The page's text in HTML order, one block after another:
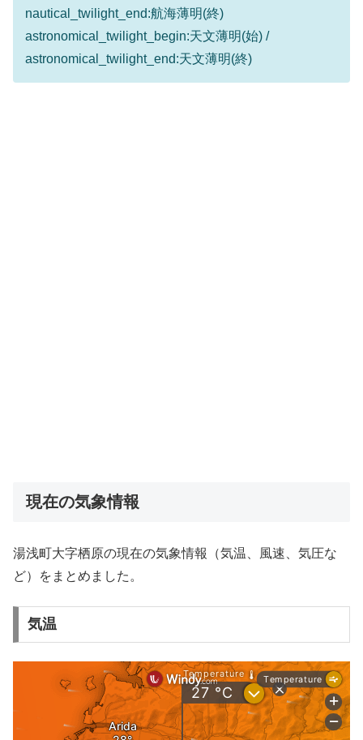
nautical_twilight_end:航海薄明(終)
astronomical_twilight_begin:天文薄明(始) /
astronomical_twilight_end:天文薄明(終)
現在の気象情報
湯浅町大字栖原の現在の気象情報（気温、風速、気圧な
ど）をまとめました。
気温